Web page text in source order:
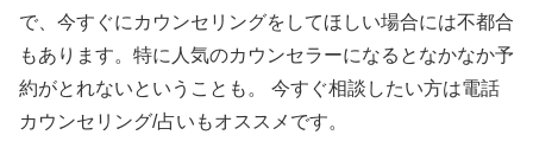
で、今すぐにカウンセリングをしてほしい場合には不都合
もあります。特に人気のカウンセラーになるとなかなか予
約がとれないということも。 今すぐ相談したい方は電話
カウンセリング/占いもオススメです。